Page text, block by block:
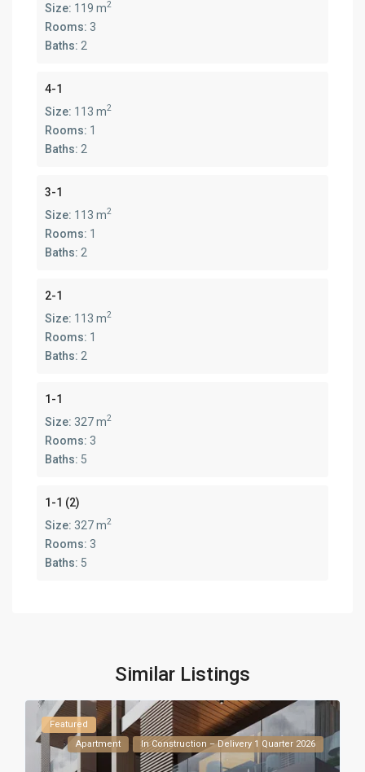
Size: 119 m2
Rooms: 3
Baths: 2
4-1
Size: 113 m2
Rooms: 1
Baths: 2
3-1
Size: 113 m2
Rooms: 1
Baths: 2
2-1
Size: 113 m2
Rooms: 1
Baths: 2
1-1
Size: 327 m2
Rooms: 3
Baths: 5
1-1 (2)
Size: 327 m2
Rooms: 3
Baths: 5
Similar Listings
Featured
Apartment
In Construction – Delivery 1 Quarter 2026